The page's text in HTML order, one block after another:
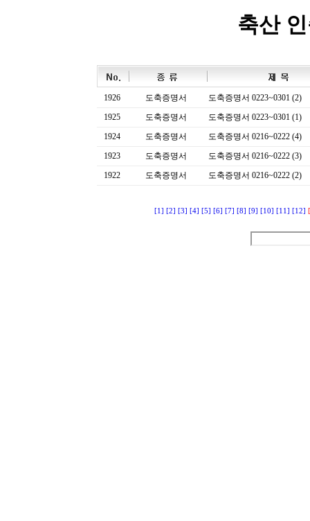
축산
1926 도축증명서
도축증명서 0223~0301 (2)
1925
도축증명서
도축증명서 0223~0301 (1)
1924
도축증명서
도축증명서 0216~0222 (4)
1923
도축증명서
도축증명서 0216~0222 (3)
1922
도축증명서 도축증명서 0216~0222 (2)
[1] [2] [3] [4] [5] [6] [7] [8] [9] [10] [11] [12]